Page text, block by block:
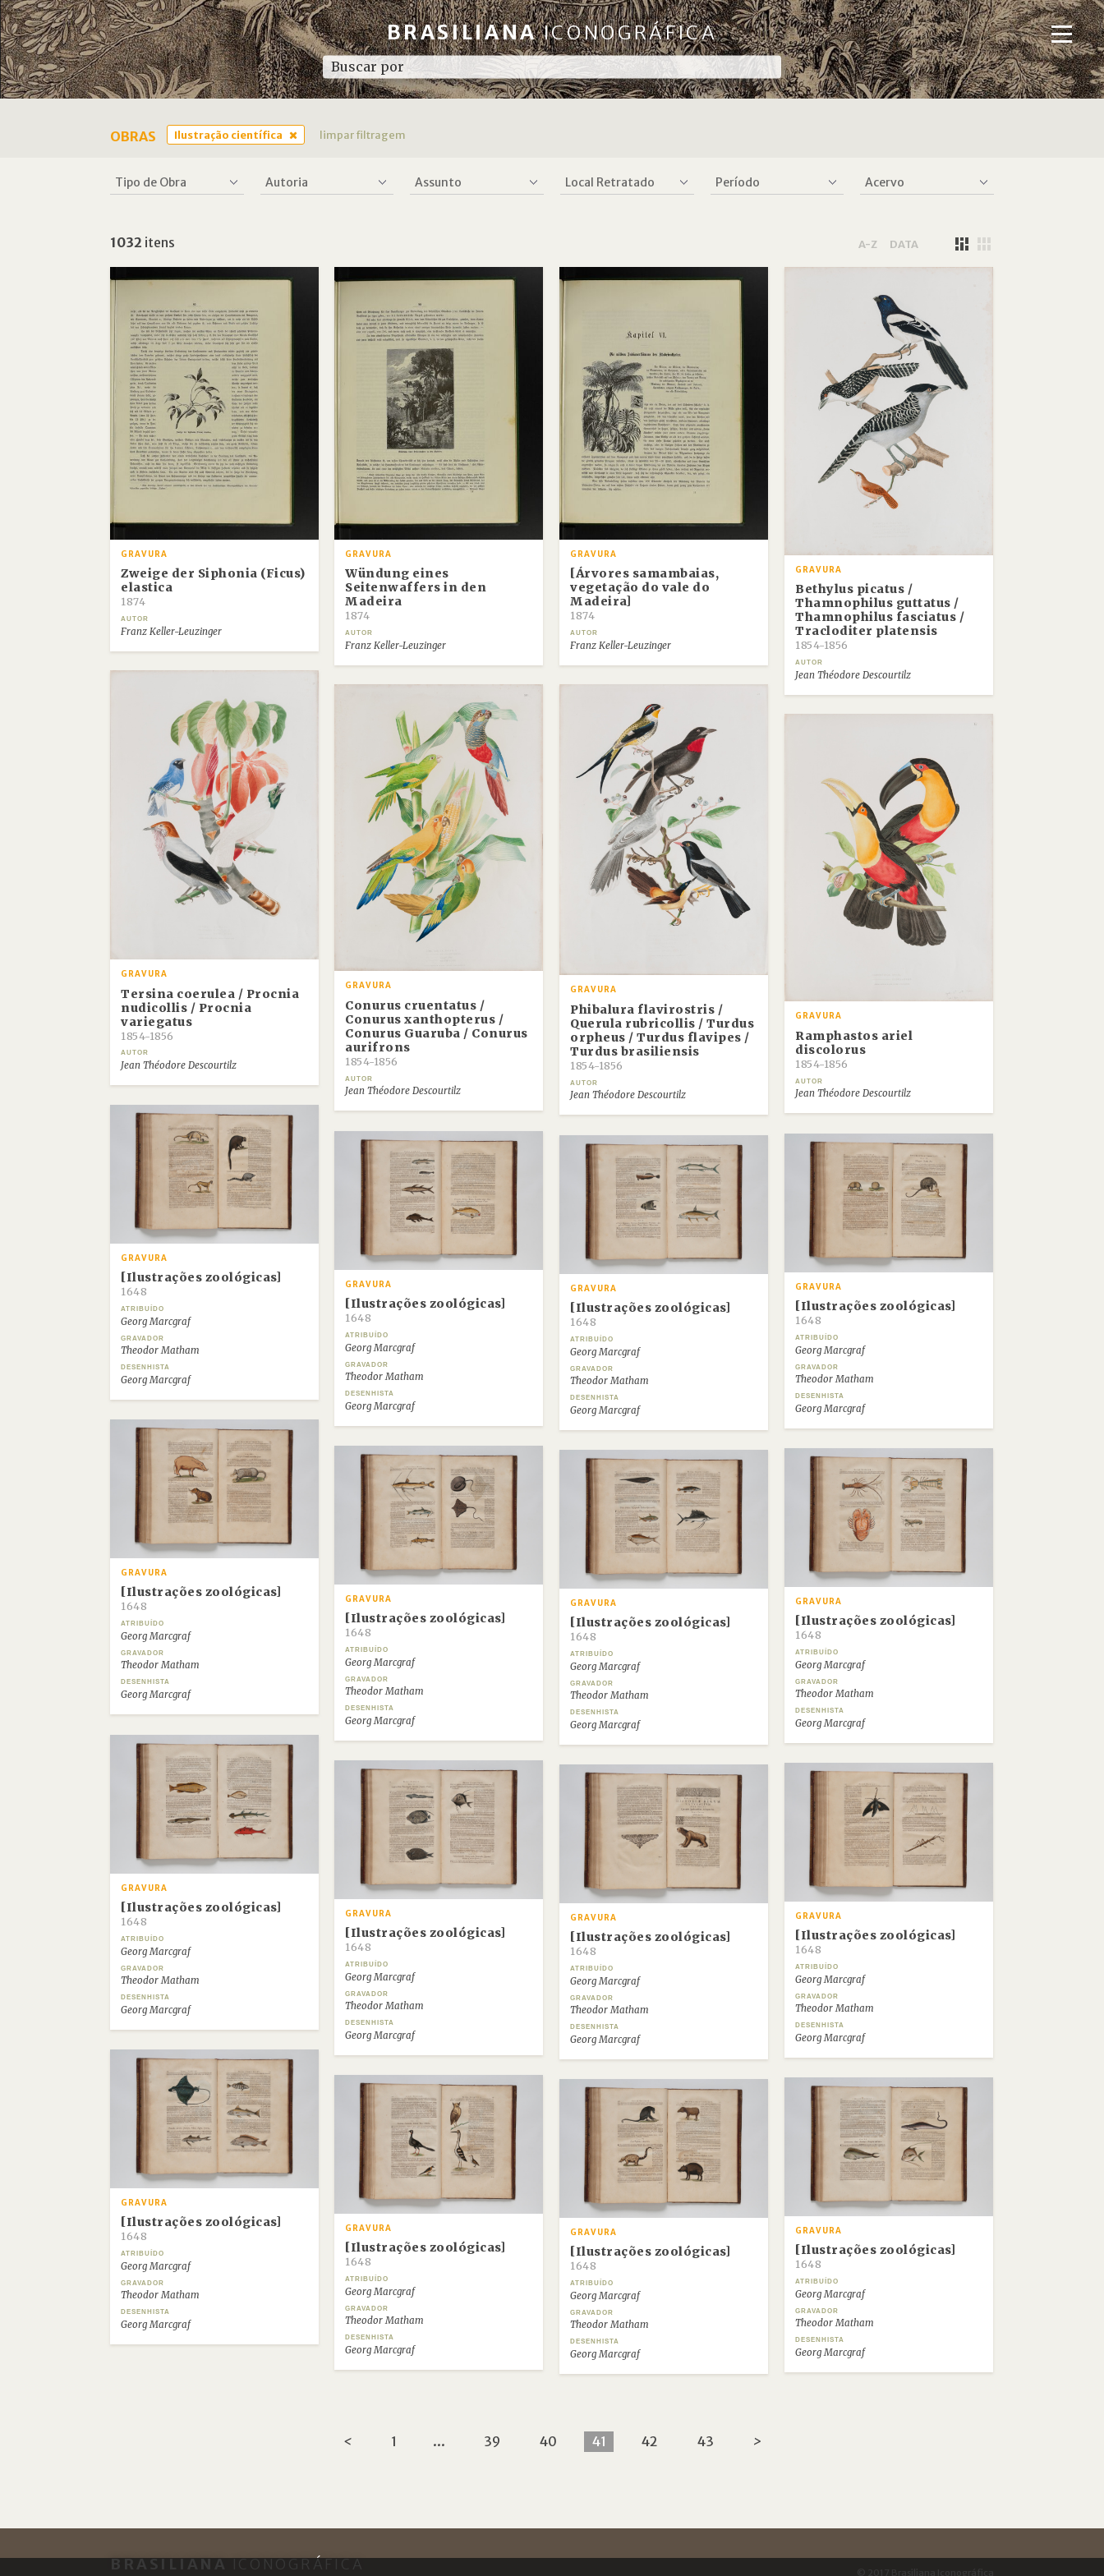
BRASILIANAICONOGRÁFICA
OBRAS Ilustração científica limpar filtragem
1032 itens A-Z DATA
GRAVURA
Zweige der Siphonia (Ficus)
elastica
1874
AUTOR
Franz Keller-Leuzinger
GRAVURA
Wündung eines
Seitenwaffers in den
Madeira
1874
AUTOR
Franz Keller-Leuzinger
GRAVURA
[Árvores samambaias,
vegetação do vale do
Madeira]
1874
AUTOR
Franz Keller-Leuzinger
GRAVURA
Bethylus picatus /
Thamnophilus guttatus /
Thamnophilus fasciatus /
Tracloditer platensis
1854-1856
AUTOR
Jean Théodore Descourtilz
GRAVURA
Tersina coerulea / Procnia
nudicollis / Procnia
variegatus
1854-1856
AUTOR
Jean Théodore Descourtilz
GRAVURA
Conurus cruentatus /
Conurus xanthopterus /
Conurus Guaruba / Conurus
aurifrons
1854-1856
AUTOR
Jean Théodore Descourtilz
GRAVURA
Phibalura flavirostris /
Querula rubricollis / Turdus
orpheus / Turdus flavipes /
Turdus brasiliensis
1854-1856
AUTOR
Jean Théodore Descourtilz
GRAVURA
Ramphastos ariel
discolorus
1854-1856
AUTOR
Jean Théodore Descourtilz
GRAVURA
[Ilustrações zoológicas]
1648
ATRIBUÍDO
Georg Marcgraf
GRAVADOR
Theodor Matham
DESENHISTA
Georg Marcgraf
GRAVURA
[Ilustrações zoológicas]
1648
ATRIBUÍDO
Georg Marcgraf
GRAVADOR
Theodor Matham
DESENHISTA
Georg Marcgraf
GRAVURA
[Ilustrações zoológicas]
1648
ATRIBUÍDO
Georg Marcgraf
GRAVADOR
Theodor Matham
DESENHISTA
Georg Marcgraf
GRAVURA
[Ilustrações zoológicas]
1648
ATRIBUÍDO
Georg Marcgraf
GRAVADOR
Theodor Matham
DESENHISTA
Georg Marcgraf
GRAVURA
[Ilustrações zoológicas]
1648
ATRIBUÍDO
Georg Marcgraf
GRAVADOR
Theodor Matham
DESENHISTA
Georg Marcgraf
GRAVURA
[Ilustrações zoológicas]
1648
ATRIBUÍDO
Georg Marcgraf
GRAVADOR
Theodor Matham
DESENHISTA
Georg Marcgraf
GRAVURA
[Ilustrações zoológicas]
1648
ATRIBUÍDO
Georg Marcgraf
GRAVADOR
Theodor Matham
DESENHISTA
Georg Marcgraf
GRAVURA
[Ilustrações zoológicas]
1648
ATRIBUÍDO
Georg Marcgraf
GRAVADOR
Theodor Matham
DESENHISTA
Georg Marcgraf
GRAVURA
[Ilustrações zoológicas]
1648
ATRIBUÍDO
Georg Marcgraf
GRAVADOR
Theodor Matham
DESENHISTA
Georg Marcgraf
GRAVURA
[Ilustrações zoológicas]
1648
ATRIBUÍDO
Georg Marcgraf
GRAVADOR
Theodor Matham
DESENHISTA
Georg Marcgraf
GRAVURA
[Ilustrações zoológicas]
1648
ATRIBUÍDO
Georg Marcgraf
GRAVADOR
Theodor Matham
DESENHISTA
Georg Marcgraf
GRAVURA
[Ilustrações zoológicas]
1648
ATRIBUÍDO
Georg Marcgraf
GRAVADOR
Theodor Matham
DESENHISTA
Georg Marcgraf
GRAVURA
[Ilustrações zoológicas]
1648
ATRIBUÍDO
Georg Marcgraf
GRAVADOR
Theodor Matham
DESENHISTA
Georg Marcgraf
GRAVURA
[Ilustrações zoológicas]
1648
ATRIBUÍDO
Georg Marcgraf
GRAVADOR
Theodor Matham
DESENHISTA
Georg Marcgraf
GRAVURA
[Ilustrações zoológicas]
1648
ATRIBUÍDO
Georg Marcgraf
GRAVADOR
Theodor Matham
DESENHISTA
Georg Marcgraf
GRAVURA
[Ilustrações zoológicas]
1648
ATRIBUÍDO
Georg Marcgraf
GRAVADOR
Theodor Matham
DESENHISTA
Georg Marcgraf
< 1 ... 39 40 41 42 43 >
BRASILIANA ICONOGRÁFICA